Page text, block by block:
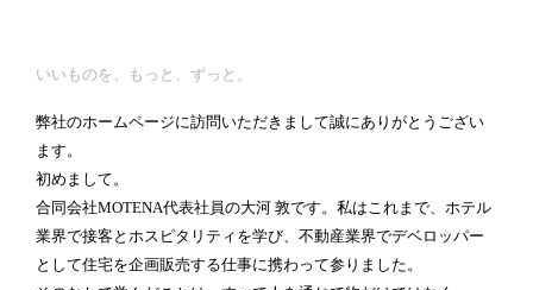
いいものを、もっと、ずっと。
弊社のホームページに訪問いただきまして誠にありがとうござい
ます。
初めまして。
合同会社MOTENA代表社員の大河 敦です。私はこれまで、ホテル
業界で接客とホスピタリティを学び、不動産業界でデベロッパー
として住宅を企画販売する仕事に携わって参りました。